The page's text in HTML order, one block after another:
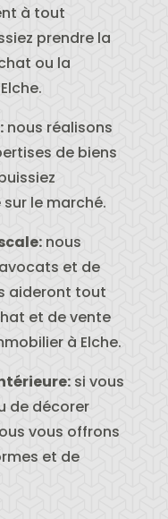
à tout
prendre la
ou la
nous réalisons
de biens
le marché.
nous
et de
aideront tout
et de vente
à Elche.
si vous
de décorer
vous offrons
et de